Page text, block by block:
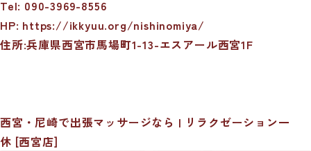
Tel: 090-3969-8556
HP: https://ikkyuu.org/nishinomiya/
住所:兵庫県西宮市馬場町1-13-エスアール西宮1F
西宮・尼崎で出張マッサージなら | リラクゼーション一
休 [西宮店]